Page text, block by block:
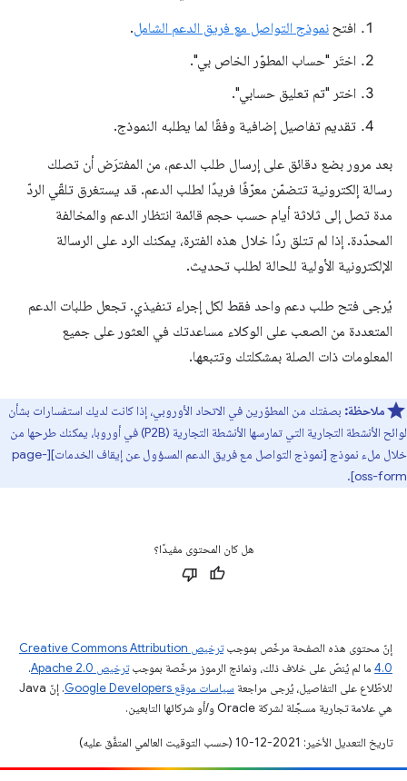
افتح نموذج التواصل مع فريق الدعم الشامل.
اختَر "حساب المطوّر الخاص بي".
اختر "تم تعليق حسابي".
تقديم تفاصيل إضافية وفقًا لما يطلبه النموذج.
بعد مرور بضع دقائق على إرسال طلب الدعم، من المفترَض أن تصلك
رسالة إلكترونية تتضمّن معرّفًا فريدًا لطلب الدعم. قد يستغرق تلقّي الردّ
مدة تصل إلى ثلاثة أيام حسب حجم قائمة انتظار الدعم والمخالفة
المحدّدة. إذا لم تتلق ردًا خلال هذه الفترة، يمكنك الرد على الرسالة
الإلكترونية الأولية للحالة لطلب تحديث.
يُرجى فتح طلب دعم واحد فقط لكل إجراء تنفيذي. تجعل طلبات الدعم
المتعددة من الصعب على الوكلاء مساعدتك في العثور على جميع
المعلومات ذات الصلة بمشكلتك وتتبعها.
ملاحظة: بصفتك من المطوّرين في الاتحاد الأوروبي، إذا كانت لديك استفسارات بشأن
لوائح الأنشطة التجارية التي تمارسها الأنشطة التجارية (P2B) في أوروبا، يمكنك طرحها من
خلال ملء نموذج [نموذج التواصل مع فريق الدعم المسؤول عن إيقاف الخدمات][page-
oss-form].
هل كان المحتوى مفيدًا؟
إنّ محتوى هذه الصفحة مرخّص بموجب
ترخيص Creative Commons Attribution
4.0‏ ما لم يُنصّ على خلاف ذلك، ونماذج الرموز مرخّصة بموجبترخيص Apache 2.0‏
.
للاطّلاع على التفاصيل، يُرجى مراجعة سياسات موقع Google Developers‏
. إنّ Java
هي علامة تجارية مسجَّلة لشركة Oracle و/أو شركائها التابعين.
تاريخ التعديل الأخير: 2021-12-10 (حسب التوقيت العالمي المتفَّق عليه)